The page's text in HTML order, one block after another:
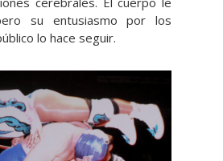
su entusiasmo por los
lo hace seguir.